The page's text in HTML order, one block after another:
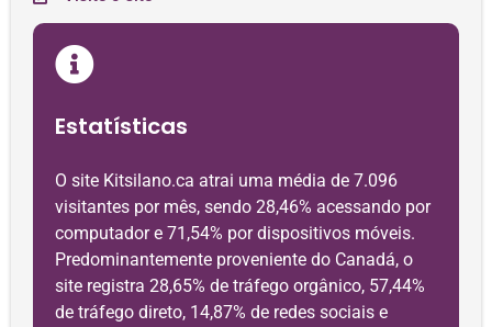
Estatísticas
O site Kitsilano.ca atrai uma média de 7.096
visitantes por mês, sendo 28,46% acessando por
computador e 71,54% por dispositivos móveis.
Predominantemente proveniente do Canadá, o
site registra 28,65% de tráfego orgânico, 57,44%
de tráfego direto, 14,87% de redes sociais e